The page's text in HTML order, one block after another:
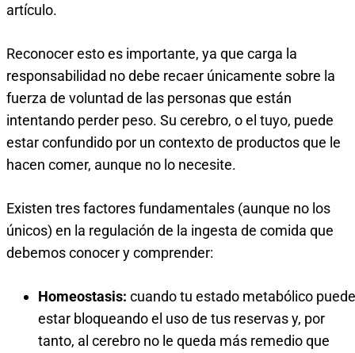
artículo.
Reconocer esto es importante, ya que carga la
responsabilidad no debe recaer únicamente sobre la
fuerza de voluntad de las personas que están
intentando perder peso. Su cerebro, o el tuyo, puede
estar confundido por un contexto de productos que le
hacen comer, aunque no lo necesite.
Existen tres factores fundamentales (aunque no los
únicos) en la regulación de la ingesta de comida que
debemos conocer y comprender:
Homeostasis: cuando tu estado metabólico puede
estar bloqueando el uso de tus reservas y, por
tanto, al cerebro no le queda más remedio que